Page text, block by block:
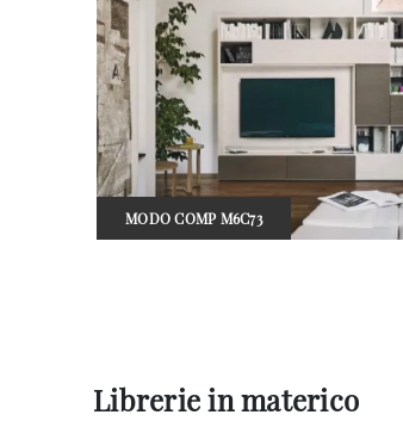
MODO COMP M6C73
Librerie in materico